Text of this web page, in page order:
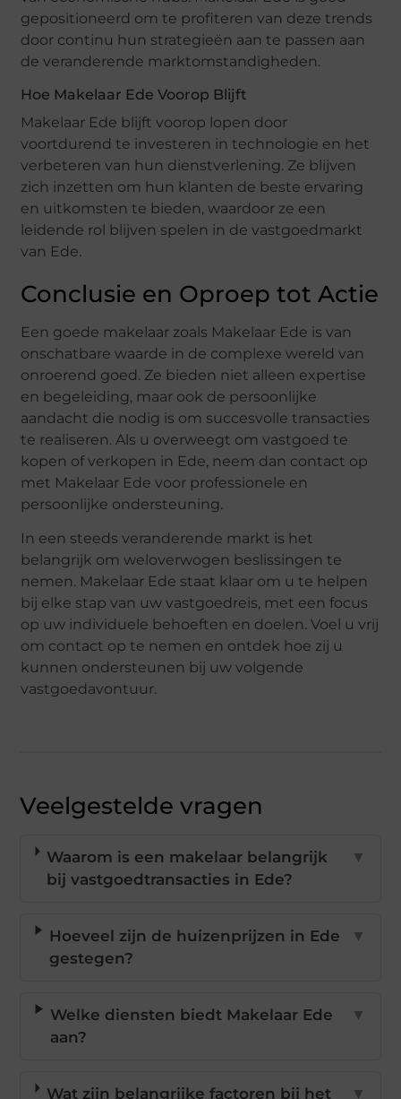
gepositioneerd om te profiteren van deze trends
door continu hun strategieën aan te passen aan
de veranderende marktomstandigheden.
Hoe Makelaar Ede Voorop Blijft
Makelaar Ede blijft voorop lopen door
voortdurend te investeren in technologie en het
verbeteren van hun dienstverlening. Ze blijven
zich inzetten om hun klanten de beste ervaring
en uitkomsten te bieden, waardoor ze een
leidende rol blijven spelen in de vastgoedmarkt
van Ede.
Conclusie en Oproep tot Actie
Een goede makelaar zoals Makelaar Ede is van
onschatbare waarde in de complexe wereld van
onroerend goed. Ze bieden niet alleen expertise
en begeleiding, maar ook de persoonlijke
aandacht die nodig is om succesvolle transacties
te realiseren. Als u overweegt om vastgoed te
kopen of verkopen in Ede, neem dan contact op
met Makelaar Ede voor professionele en
persoonlijke ondersteuning.
In een steeds veranderende markt is het
belangrijk om weloverwogen beslissingen te
nemen. Makelaar Ede staat klaar om u te helpen
bij elke stap van uw vastgoedreis, met een focus
op uw individuele behoeften en doelen. Voel u vrij
om contact op te nemen en ontdek hoe zij u
kunnen ondersteunen bij uw volgende
vastgoedavontuur.
Veelgestelde vragen
Waarom is een makelaar belangrijk
bij vastgoedtransacties in Ede?
▼
Hoeveel zijn de huizenprijzen in Ede
gestegen?
▼
Welke diensten biedt Makelaar Ede
aan?
▼
Wat zijn belangrijke factoren bij het
▼